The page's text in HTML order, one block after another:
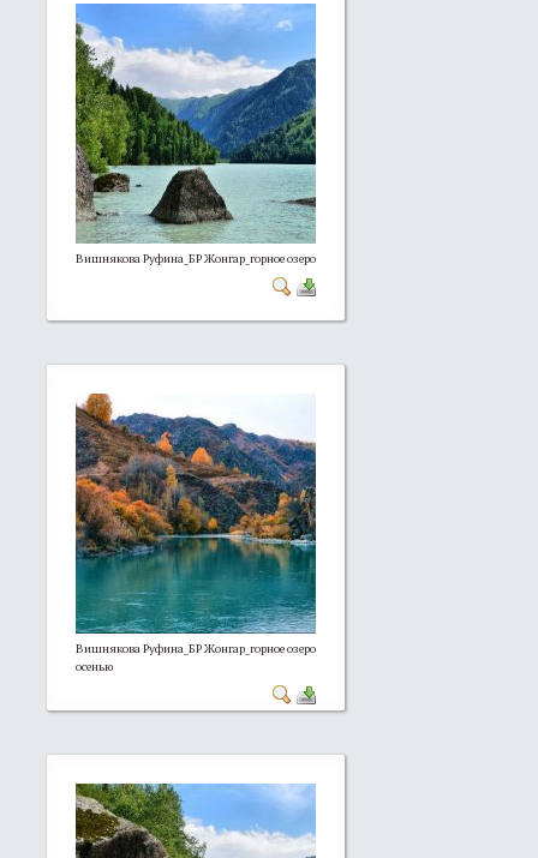
Вишнякова Руфина_БР Жонгар_горное озеро
Вишнякова Руфина_БР Жонгар_горное озеро
осенью